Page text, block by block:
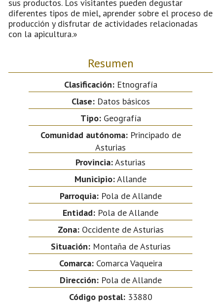
sus productos. Los visitantes pueden degustar
diferentes tipos de miel, aprender sobre el proceso de
producción y disfrutar de actividades relacionadas
con la apicultura.»
Resumen
Clasificación:Etnografía
Clase:Datos básicos
Tipo:Geografía
Comunidad autónoma:Principado de
Asturias
Provincia:Asturias
Municipio:Allande
Parroquia:Pola de Allande
Entidad: Pola de Allande
Zona:Occidente de Asturias
Situación:Montaña de Asturias
Comarca:Comarca Vaqueira
Dirección:Pola de Allande
Código postal:33880